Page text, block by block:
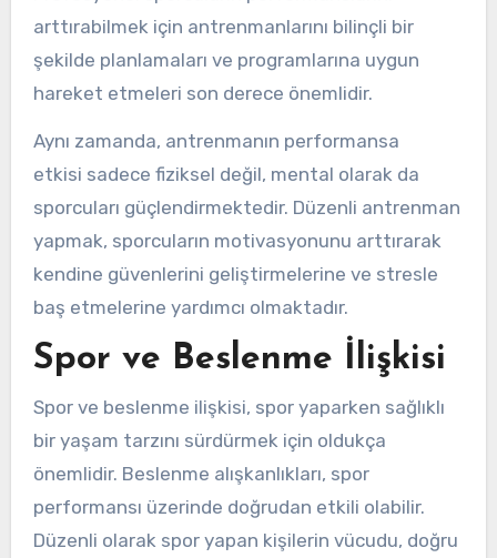
arttırabilmek için antrenmanlarını bilinçli bir
şekilde planlamaları ve programlarına uygun
hareket etmeleri son derece önemlidir.
Aynı zamanda, antrenmanın performansa
etkisi sadece fiziksel değil, mental olarak da
sporcuları güçlendirmektedir. Düzenli antrenman
yapmak, sporcuların motivasyonunu arttırarak
kendine güvenlerini geliştirmelerine ve stresle
baş etmelerine yardımcı olmaktadır.
Spor ve Beslenme İlişkisi
Spor ve beslenme ilişkisi, spor yaparken sağlıklı
bir yaşam tarzını sürdürmek için oldukça
önemlidir. Beslenme alışkanlıkları, spor
performansı üzerinde doğrudan etkili olabilir.
Düzenli olarak spor yapan kişilerin vücudu, doğru